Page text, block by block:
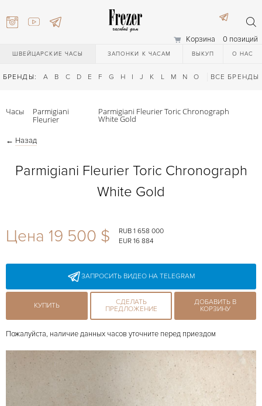
Корзина 0 позиций
ШВЕЙЦАРСКИЕ ЧАСЫ ЗАПОНКИ К ЧАСАМ ВЫКУП О НАС
БРЕНДЫ: A B C D E F G H I J K L M N O Q R S T
ВСЕ БРЕНДЫ
27-44
Часы Parmigiani
Fleurier
Parmigiani Fleurier Toric Chronograph
White Gold
← Назад
Parmigiani Fleurier Toric Chronograph
White Gold
Цена 19 500 $
RUB 1 658 000
EUR 16 884
ЗАПРОСИТЬ ВИДЕО НА TELEGRAM
КУПИТЬ
СДЕЛАТЬ
ПРЕДЛОЖЕНИЕ
ДОБАВИТЬ В
КОРЗИНУ
Пожалуйста, наличие данных часов уточните перед приездом